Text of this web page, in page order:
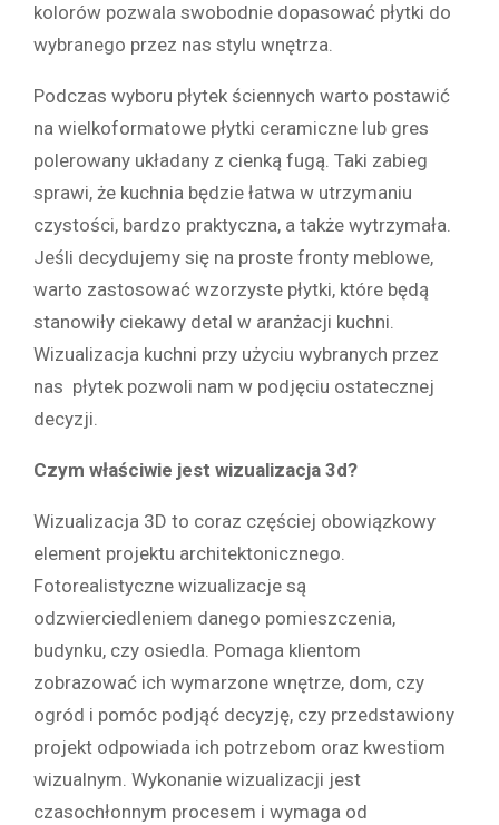
kolorów pozwala swobodnie dopasować płytki do
wybranego przez nas stylu wnętrza.
Podczas wyboru płytek ściennych warto postawić
na wielkoformatowe płytki ceramiczne lub gres
polerowany układany z cienką fugą. Taki zabieg
sprawi, że kuchnia będzie łatwa w utrzymaniu
czystości, bardzo praktyczna, a także wytrzymała.
Jeśli decydujemy się na proste fronty meblowe,
warto zastosować wzorzyste płytki, które będą
stanowiły ciekawy detal w aranżacji kuchni.
Wizualizacja kuchni przy użyciu wybranych przez
nas płytek pozwoli nam w podjęciu ostatecznej
decyzji.
Czym właściwie jest wizualizacja 3d?
Wizualizacja 3D to coraz częściej obowiązkowy
element projektu architektonicznego.
Fotorealistyczne wizualizacje są
odzwierciedleniem danego pomieszczenia,
budynku, czy osiedla. Pomaga klientom
zobrazować ich wymarzone wnętrze, dom, czy
ogród i pomóc podjąć decyzję, czy przedstawiony
projekt odpowiada ich potrzebom oraz kwestiom
wizualnym. Wykonanie wizualizacji jest
czasochłonnym procesem i wymaga od